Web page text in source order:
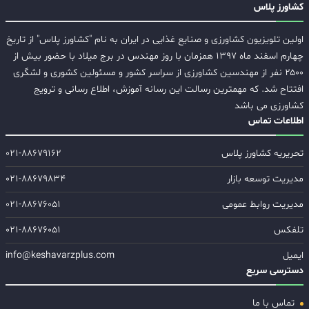
کشاورز پلاس
اولین تلویزیون کشاورزی و صنایع غذایی در ایران به نام "کشاورز پلاس" از تاریخ
چهارم اسفند ماه ۱۳۹۷ همزمان با روز مهندس در برج میلاد با حضور بیش از
۲۵۰۰ نفر از مهندسین کشاورزی از سراسر کشور و مسئولین کشوری و لشگری
افتتاح شد. که مهمترین رسالت این رسانه آموزش، اطلاع رسانی و ترویج
کشاورزی می باشد
اطلاعات تماس
تحریریه کشاورز پلاس
۰۲۱-۸۸۶۷۹۱۶۲
مدیریت توسعه بازار
۰۲۱-۸۸۶۷۹۸۳۴
مدیریت روابط عمومی
۰۲۱-۸۸۶۷۶۰۵۱
تلفکس
۰۲۱-۸۸۶۷۶۰۵۱
ایمیل
info@keshavarzplus.com
دسترسی سریع
تماس با ما